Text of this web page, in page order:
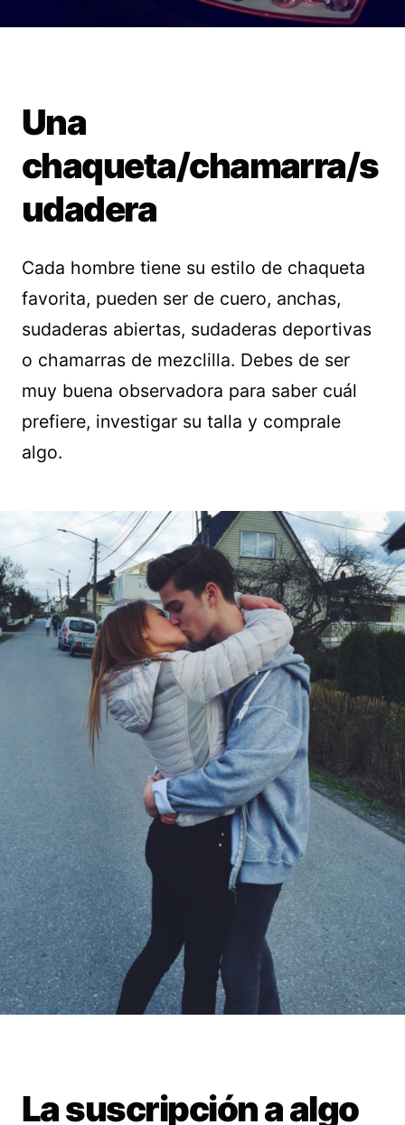
Una
chaqueta/chamarra/s
udadera
Cada hombre tiene su estilo de chaqueta
favorita, pueden ser de cuero, anchas,
sudaderas abiertas, sudaderas deportivas
o chamarras de mezclilla. Debes de ser
muy buena observadora para saber cuál
prefiere, investigar su talla y comprale
algo.
La suscripción a algo